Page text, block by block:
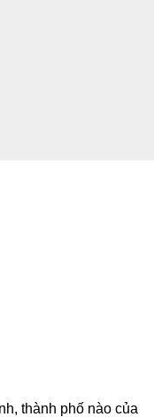
thành phố nào của